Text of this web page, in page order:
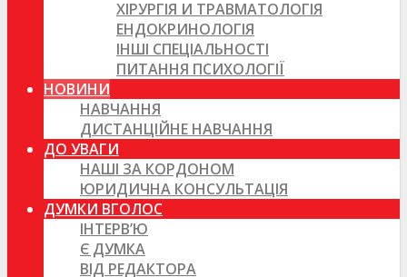
ХІРУРГІЯ И ТРАВМАТОЛОГІЯ
ЕНДОКРИНОЛОГІЯ
ІНШІ СПЕЦІАЛЬНОСТІ
ПИТАННЯ ПСИХОЛОГІЇ
НОВИНИ
НАВЧАННЯ
ДИСТАНЦІЙНЕ НАВЧАННЯ
ДО УВАГИ
НАШІ ЗА КОРДОНОМ
ЮРИДИЧНА КОНСУЛЬТАЦІЯ
ДУМКИ ВГОЛОС
ІНТЕРВ’Ю
Є ДУМКА
ВІД РЕДАКТОРА